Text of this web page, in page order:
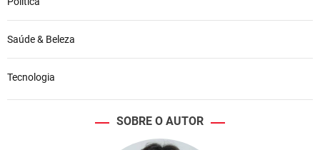
Saúde & Beleza
Tecnologia
SOBRE O AUTOR